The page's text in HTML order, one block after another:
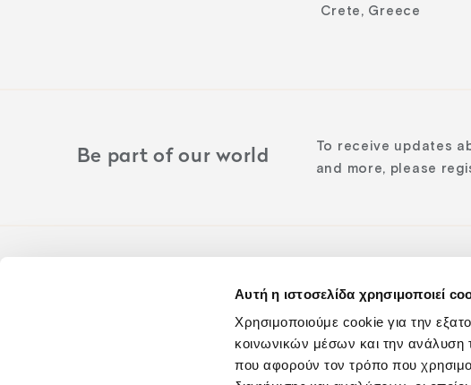
Αυτή η ιστοσελίδα χρησιμοποιεί
Χρησιμοποιούμε cookie για την
κοινωνικών μέσων και την ανάλυση
που αφορούν τον τρόπο που
Crete, Greece
Be part of our world
To receive updates
and more, please
Follow us on: